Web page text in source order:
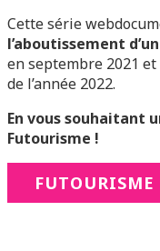
Cette série
l’aboutissement
en septembre 2021
de l’année 2022.
En vous souhaitant
Futourisme !
FUTOURISME